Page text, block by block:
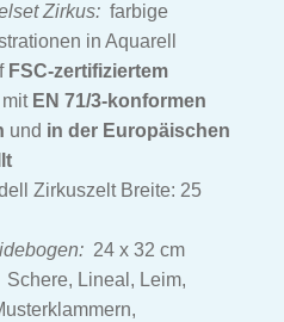
Zirkus:farbige
in Aquarell
FSC-zertifiziertem
EN 71/3-konformen
und in der Europäischen
Zirkuszelt Breite: 25
24 x 32 cm
Lineal, Leim,